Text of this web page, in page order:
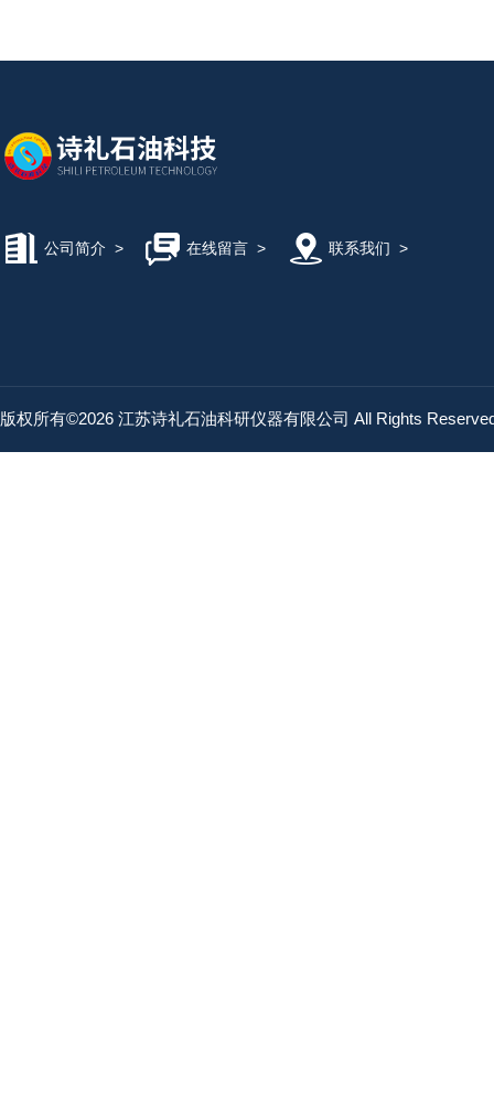
公司简介 > 在线留言> 联系我们 >
版权所有©2026 江苏诗礼石油科研仪器有限公司 All Rights